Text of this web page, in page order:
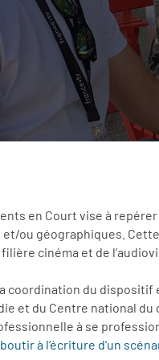
en Court vise à
et/ou géographiques.
filière cinéma et de
coordination du dispositif
et du Centre national
à se
à l’écriture d'un